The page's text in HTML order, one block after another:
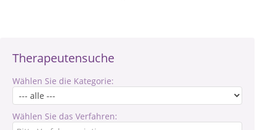
Therapeutensuche
Wählen Sie die Kategorie:
Wählen Sie das Verfahren: